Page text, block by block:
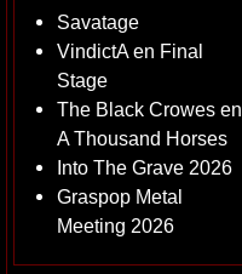
Savatage
VindictA en Final
Stage
The Black Crowes en
A Thousand Horses
Into The Grave 2026
Graspop Metal
Meeting 2026